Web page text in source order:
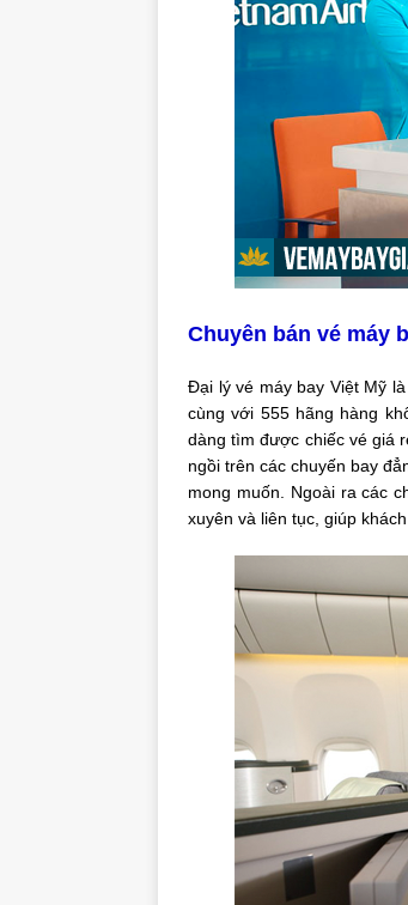
Chuyên bán vé máy
Đại lý vé máy bay Việt Mỹ
cùng với 555 hãng hàng
dàng tìm được chiếc vé giá
ngồi trên các chuyến bay
mong muốn. Ngoài ra các
xuyên và liên tục, giúp